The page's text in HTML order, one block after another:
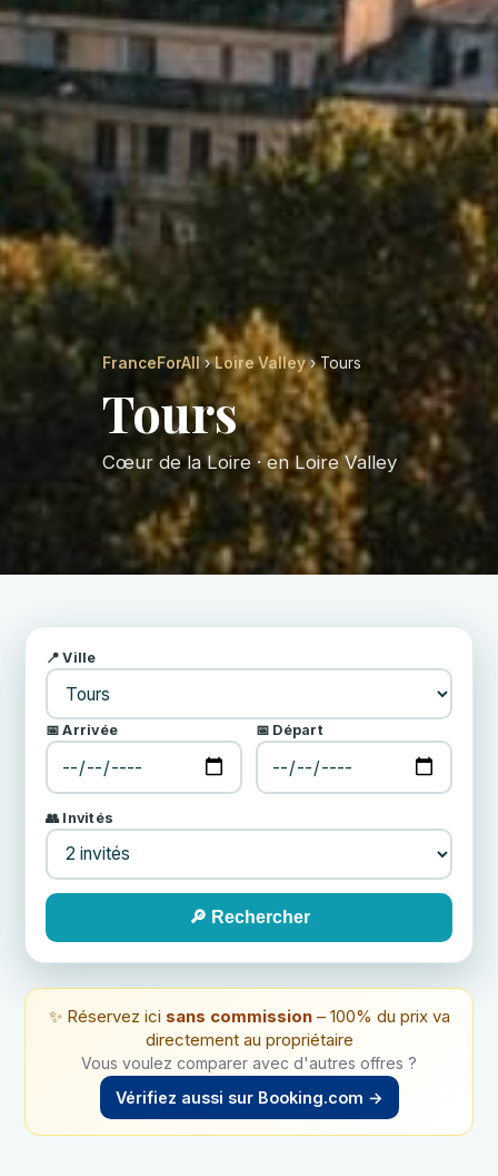
FranceForAll ›Loire Valley› Tours
Tours
Cœur de la Loire · en Loire Valley
📍 Ville
📅 Arrivée 📅 Départ
👥 Invités
🔎 Rechercher
✨ Réservez ici sans commission– 100% du prix va
directement au propriétaire
Vous voulez comparer avec d'autres offres ?
Vérifiez aussi sur Booking.com →